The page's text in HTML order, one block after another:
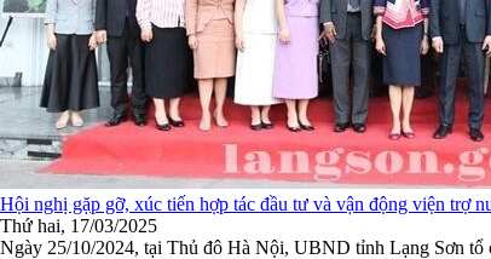
Hội nghị gặp gỡ, xúc tiến hợp tác đầu tư và vận động viện trợ
Thứ hai, 17/03/2025
Ngày 25/10/2024, tại Thủ đô Hà Nội, UBND tỉnh Lạng Sơn tổ